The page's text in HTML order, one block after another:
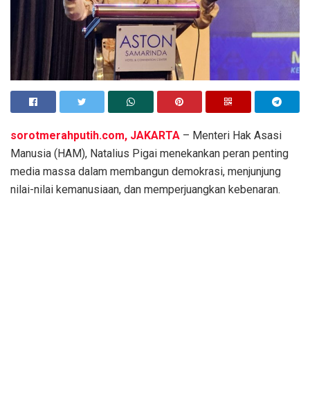
sorotmerahputih.com, JAKARTA – Menteri Hak Asasi
Manusia (HAM), Natalius Pigai menekankan peran penting
media massa dalam membangun demokrasi, menjunjung
nilai-nilai kemanusiaan, dan memperjuangkan kebenaran.